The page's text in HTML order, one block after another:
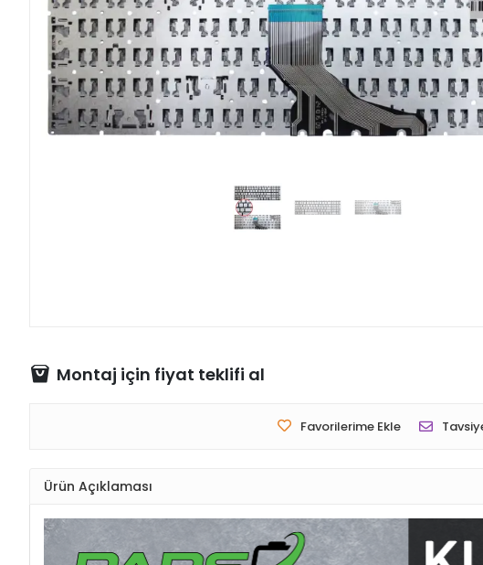
Montaj için fiyat teklifi al
Favorilerime Ekle
Ürün Açıklaması